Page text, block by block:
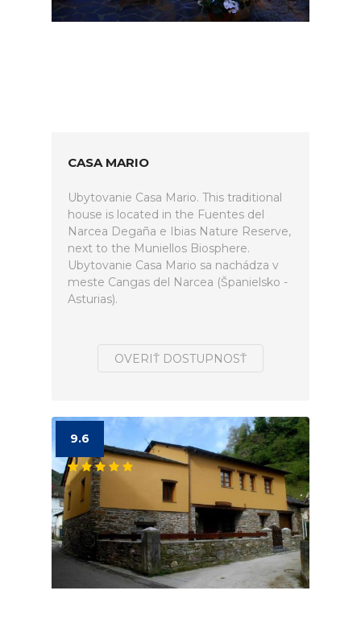
CASA MARIO
Ubytovanie Casa Mario. This traditional
house is located in the Fuentes del
Narcea Degaña e Ibias Nature Reserve,
next to the Muniellos Biosphere.
Ubytovanie Casa Mario sa nachádza v
meste Cangas del Narcea (Španielsko -
Asturias).
OVERIŤ DOSTUPNOSŤ
9.6